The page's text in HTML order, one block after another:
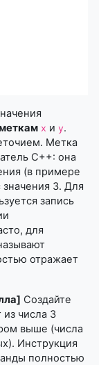
x и y.
Метка
C++: она
(в примере
значения 3. Для
запись
для
отражает
Создайте
из числа 3
выше (числа
Инструкция
полностью